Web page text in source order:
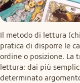
Il metodo di lettura
pratica di disporre le
ordine o posizione. La
lettura: dai più
determinato